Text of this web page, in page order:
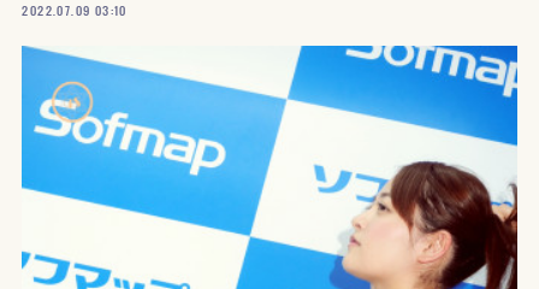
2022.07.09 03:10